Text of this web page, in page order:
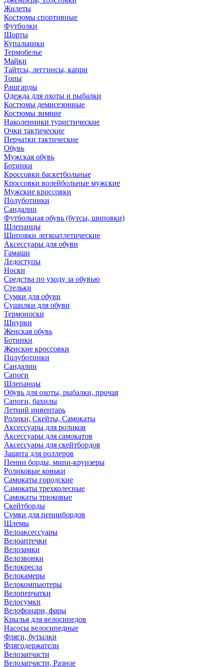
Жилеты
Костюмы спортивные
Футболки
Шорты
Купальники
Термобелье
Майки
Тайтсы, леггинсы, капри
Топы
Рашгарды
Одежда для охоты и рыбалки
Костюмы демисезонные
Костюмы зимние
Наколенники туристические
Очки тактические
Перчатки тактические
Обувь
Мужская обувь
Ботинки
Кроссовки баскетбольные
Кроссовки волейбольные мужские
Мужские кроссовки
Полуботинки
Сандалии
Футбольная обувь (бутсы, шиповки)
Шлепанцы
Шиповки легкоатлетические
Аксессуары для обуви
Гамаши
Ледоступы
Носки
Средства по уходу за обувью
Стельки
Сумки для обуви
Сушилки для обуви
Термоноски
Шнурки
Женская обувь
Ботинки
Женские кроссовки
Полуботинки
Сандалии
Сапоги
Шлепанцы
Обувь для охоты, рыбалки, прочая
Сапоги, бахилы
Летний инвентарь
Ролики, Скейты, Самокаты
Аксессуары для роликов
Аксессуары для самокатов
Аксессуары для скейтбордов
Защита для роллеров
Пенни борды, мини-круизеры
Роликовые коньки
Самокаты городские
Самокаты трехколесные
Самокаты трюковые
Скейтборды
Сумки для пеннибордов
Шлемы
Велоаксессуары
Велоаптечки
Велозамки
Велозвонки
Велокресла
Велокамеры
Велокомпьютеры
Велоперчатки
Велосумки
Велофонари, фары
Крылья для велосипедов
Насосы велосипедные
Фляги, бутылки
Флягодержатели
Велозапчасти
Велозапчасти, Разное